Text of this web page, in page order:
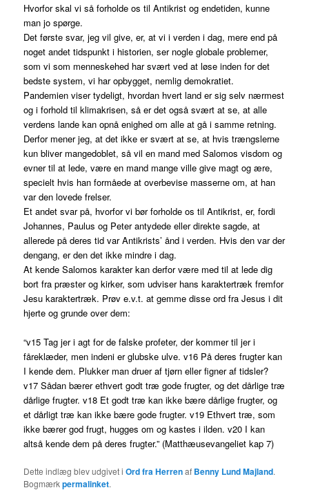
Hvorfor skal vi så forholde os til Antikrist og endetiden, kunne
man jo spørge.
Det første svar, jeg vil give, er, at vi i verden i dag, mere end på
noget andet tidspunkt i historien, ser nogle globale problemer,
som vi som menneskehed har svært ved at løse inden for det
bedste system, vi har opbygget, nemlig demokratiet.
Pandemien viser tydeligt, hvordan hvert land er sig selv nærmest
og i forhold til klimakrisen, så er det også svært at se, at alle
verdens lande kan opnå enighed om alle at gå i samme retning.
Derfor mener jeg, at det ikke er svært at se, at hvis trængslerne
kun bliver mangedoblet, så vil en mand med Salomos visdom og
evner til at lede, være en mand mange ville give magt og ære,
specielt hvis han formåede at overbevise masserne om, at han
var den lovede frelser.
Et andet svar på, hvorfor vi bør forholde os til Antikrist, er, fordi
Johannes, Paulus og Peter antydede eller direkte sagde, at
allerede på deres tid var Antikrists’ ånd i verden. Hvis den var der
dengang, er den det ikke mindre i dag.
At kende Salomos karakter kan derfor være med til at lede dig
bort fra præster og kirker, som udviser hans karaktertræk fremfor
Jesu karaktertræk. Prøv e.v.t. at gemme disse ord fra Jesus i dit
hjerte og grunde over dem:
“v15 Tag jer i agt for de falske profeter, der kommer til jer i
fåreklæder, men indeni er glubske ulve. v16 På deres frugter kan
I kende dem. Plukker man druer af tjørn eller figner af tidsler?
v17 Sådan bærer ethvert godt træ gode frugter, og det dårlige træ
dårlige frugter. v18 Et godt træ kan ikke bære dårlige frugter, og
et dårligt træ kan ikke bære gode frugter. v19 Ethvert træ, som
ikke bærer god frugt, hugges om og kastes i ilden. v20 I kan
altså kende dem på deres frugter.” (Matthæusevangeliet kap 7)
Dette indlæg blev udgivet iOrd fra Herrenaf Benny Lund Majland.
Bogmærkpermalinket.